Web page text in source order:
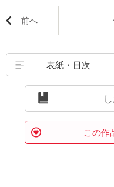
前へ
表紙・目次
この作